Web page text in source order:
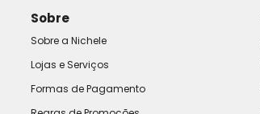
Sobre
Sobre a Nichele
Lojas e Serviços
Formas de Pagamento